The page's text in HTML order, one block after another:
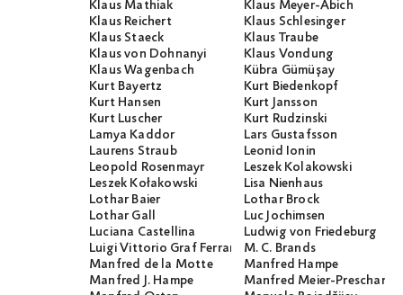
Klaus Mathiak
Klaus Meyer-Abich
Klaus Reichert
Klaus Schlesinger
Klaus Staeck
Klaus Traube
Klaus von Dohnanyi
Klaus Vondung
Klaus Wagenbach
Kübra Gümüşay
Kurt Bayertz
Kurt Biedenkopf
Kurt Hansen
Kurt Jansson
Kurt Luscher
Kurt Rudzinski
Lamya Kaddor
Lars Gustafsson
Laurens Straub
Leonid Ionin
Leopold Rosenmayr
Leszek Kolakowski
Leszek Kołakowski
Lisa Nienhaus
Lothar Baier
Lothar Brock
Lothar Gall
Luc Jochimsen
Luciana Castellina
Ludwig von Friedeburg
Luigi Vittorio Graf Ferraris
M. C. Brands
Manfred de la Motte
Manfred Hampe
Manfred J. Hampe
Manfred Meier-Preschany